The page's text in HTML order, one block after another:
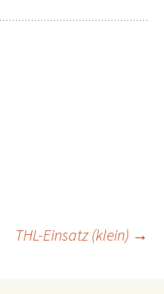
THL-Einsatz (klein) →